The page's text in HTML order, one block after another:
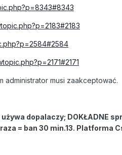
administrator musi zaakceptować.
używa dopalaczy; DOKŁADNE
= ban 30 min.13. Platforma